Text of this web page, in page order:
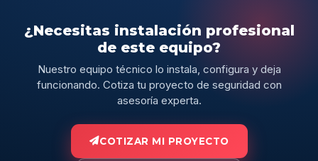
¿Necesitas instalación profesional
de este equipo?
Nuestro equipo técnico lo instala, configura y deja
funcionando. Cotiza tu proyecto de seguridad con
asesoría experta.
COTIZAR MI PROYECTO